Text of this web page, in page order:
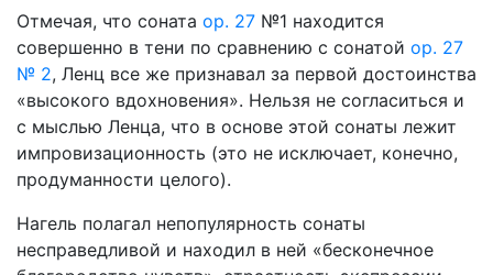
Отмечая, что соната ор. 27 №1 находится
совершенно в тени по сравнению с сонатой ор. 27
№ 2, Ленц все же признавал за первой достоинства
«высокого вдохновения». Нельзя не согласиться и
с мыслью Ленца, что в основе этой сонаты лежит
импровизационность (это не исключает, конечно,
продуманности целого).
Нагель полагал непопулярность сонаты
несправедливой и находил в ней «бесконечное